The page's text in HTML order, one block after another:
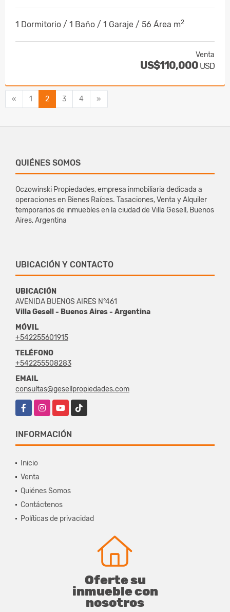
1 Dormitorio / 1 Baño / 1 Garaje / 56 Área m2
Venta
US$110,000 USD
« Anterior
1 2 3 4 »
QUIÉNES SOMOS
Oczowinski Propiedades, empresa inmobiliaria dedicada a
operaciones en Bienes Raíces. Tasaciones, Venta y Alquiler
temporarios de inmuebles en la ciudad de Villa Gesell, Buenos
Aires, Argentina
UBICACIÓN Y CONTACTO
UBICACIÓN
AVENIDA BUENOS AIRES N°461
Villa Gesell - Buenos Aires - Argentina
MÓVIL
+542255601915
TELÉFONO
+542255508283
EMAIL
consultas@gesellpropiedades.com
FacebookInstagramYouTubeTikTok
INFORMACIÓN
Inicio
Venta
Quiénes Somos
Contáctenos
Políticas de privacidad
Oferte su
inmueble con
nosotros